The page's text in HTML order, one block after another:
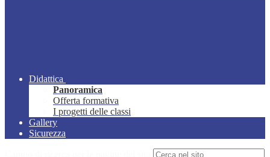
Didattica
Panoramica
Offerta formativa
I progetti delle classi
Gallery
Sicurezza